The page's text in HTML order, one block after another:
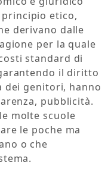
etico,
derivano dalle
per la quale
standard di
il diritto
dei genitori, hanno
pubblicità.
molte scuole
le poche ma
o che